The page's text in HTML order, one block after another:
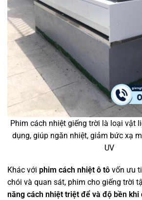
Phim cách nhiệt giếng trời là loại vật
dụng, giúp ngăn nhiệt, giảm bức xạ
UV
Khác với phim cách nhiệt ô tô vốn ưu
chói và quan sát, phim cho giếng trời
năng cách nhiệt triệt để và độ bền khi